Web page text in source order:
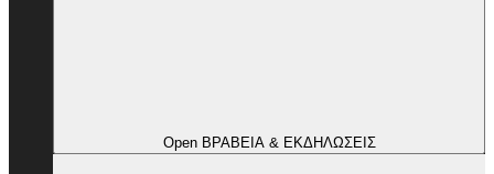
Open ΒΡΑΒΕΙΑ & ΕΚΔΗΛΩΣΕΙΣ